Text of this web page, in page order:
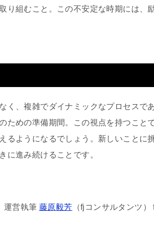
り組むこと。この不安定な時期には、
く、複雑でダイナミックなプロセスで
ための準備期間。この視点を持つこと
るようになるでしょう。新しいことに
に進み続けることです。
運営執筆 藤原毅芳 （fjコンサルタンツ）